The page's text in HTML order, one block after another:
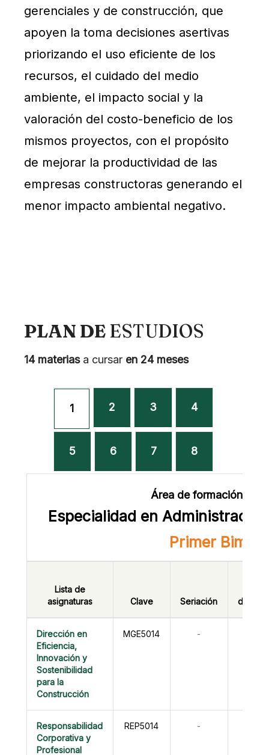
gerenciales y de construcción, que
apoyen la toma decisiones asertivas
priorizando el uso eficiente de los
recursos, el cuidado del medio
ambiente, el impacto social y la
valoración del costo-beneficio de los
mismos proyectos, con el propósito
de mejorar la productividad de las
empresas constructoras generando el
menor impacto ambiental negativo.
PLAN DEESTUDIOS
14 materiasa cursar en 24 meses
1 2 3 4
5 6 7 8
Área de formación
Especialidad en
Primer
Lista de
asignaturas
Clave Seriación
Dirección en
Eficiencia,
Innovación y
Sostenibilidad
para la
Construcción
MGE5014 -
Responsabilidad
Corporativa y
Profesional
REP5014 -